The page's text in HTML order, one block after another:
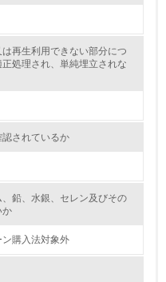
入している
ギー
ー（電力、重
再生利用できない部分につ
処理され、単純埋立されな
認されているか
鉛、水銀、セレン及びその
か
ン購入法対象外